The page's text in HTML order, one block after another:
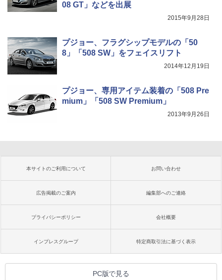
08 GT」などを出展
2015年9月28日
プジョー、フラグシップモデルの「50
8」「508 SW」をフェイスリフト
2014年12月19日
プジョー、専用アイテム装着の「508 Pre
mium」「508 SW Premium」
2013年9月26日
本サイトのご利用について お問い合わせ
広告掲載のご案内 編集部へのご連絡
プライバシーポリシー 会社概要
インプレスグループ 特定商取引法に基づく表示
PC版で見る